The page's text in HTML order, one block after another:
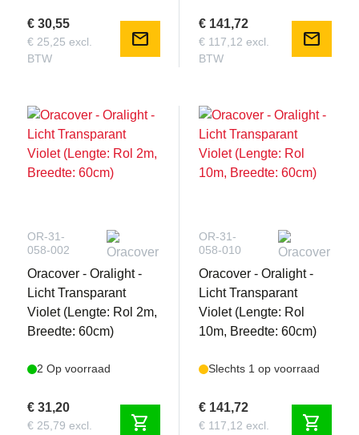
€ 30,55
€ 25,25 excl.
BTW
mail
€ 141,72
€ 117,12 excl.
BTW
mail
OR-31-
058-002
Oracover - Oralight -
Licht Transparant
Violet (Lengte: Rol 2m,
Breedte: 60cm)
2 Op voorraad
€ 31,20
€ 25,79 excl.
shopping_cart
OR-31-
058-010
Oracover - Oralight -
Licht Transparant
Violet (Lengte: Rol
10m, Breedte: 60cm)
Slechts 1 op voorraad
€ 141,72
€ 117,12 excl.
shopping_cart